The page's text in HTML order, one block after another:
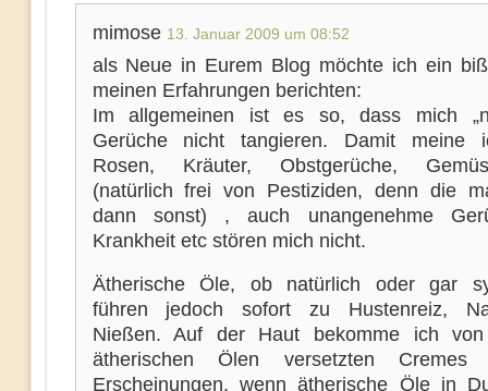
mimose 13. Januar 2009 um 08:52
als Neue in Eurem Blog möchte ich ein
meinen Erfahrungen berichten:
Im allgemeinen ist es so, dass mich
Gerüche nicht tangieren. Damit meine
Rosen, Kräuter, Obstgerüche,
(natürlich frei von Pestiziden, denn die
dann sonst) , auch unangenehme
Krankheit etc stören mich nicht.
Ätherische Öle, ob natürlich oder gar
führen jedoch sofort zu Hustenreiz,
Nießen. Auf der Haut bekomme ich
ätherischen Ölen versetzten Cremes
Erscheinungen, wenn ätherische Öle in